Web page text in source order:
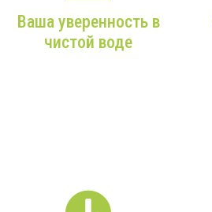
Ваша уверенность в
чистой воде